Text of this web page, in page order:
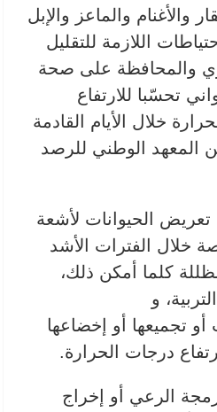
والأغنام والماعز والإبل
اللازمة للتقليل
والمحافظة على صحة
تحسّبا للارتفاع
خلال الأيام القادمة
المعهد الوطني للرصد
الحيوانات لأشعة
خلال الفترات الأشد
كلما أمكن ذلك،
و
أو تجميعها أو إخضاعها
درجات الحرارة.
الرعي أو إخراج